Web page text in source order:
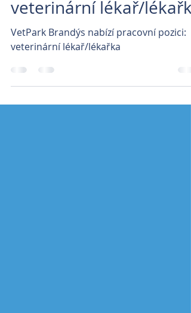
Nabídka práce:
veterinární lékař/lékařka
veterinární lékař/lékařka